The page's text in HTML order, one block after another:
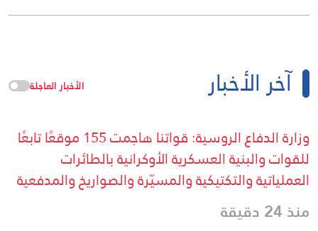
آخر الأخبار الأخبار العاجلة
وزارة الدفاع الروسية: قواتنا هاجمت 155 موقعًا تابعًا
للقوات والبنية العسكرية الأوكرانية بالطائرات
العملياتية والتكتيكية والمسيّرة والصواريخ والمدفعية
منذ 24 دقيقة